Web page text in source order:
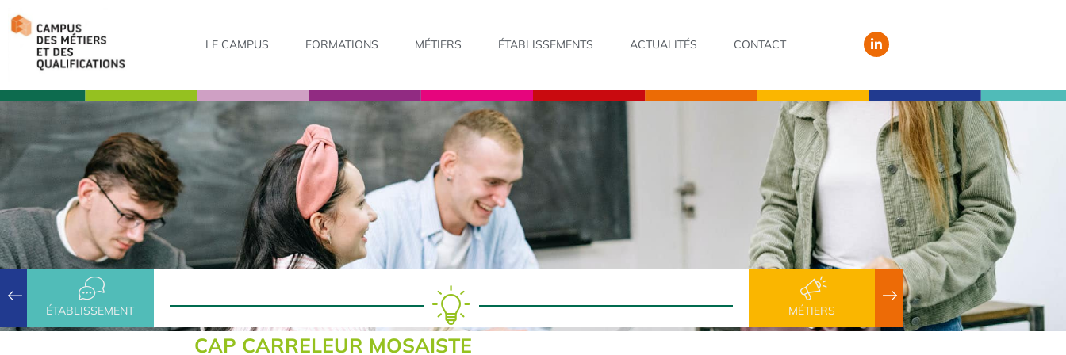
LE CAMPUS FORMATIONS MÉTIERS ÉTABLISSEMENTS ACTUALITÉS CONTACT
ÉTABLISSEMENT MÉTIERS
CAP CARRELEUR MOSAISTE